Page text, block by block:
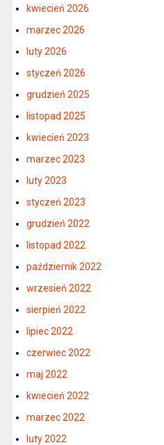
kwiecień 2026
marzec 2026
luty 2026
styczeń 2026
grudzień 2025
listopad 2025
kwiecień 2023
marzec 2023
luty 2023
styczeń 2023
grudzień 2022
listopad 2022
październik 2022
wrzesień 2022
sierpień 2022
lipiec 2022
czerwiec 2022
maj 2022
kwiecień 2022
marzec 2022
luty 2022